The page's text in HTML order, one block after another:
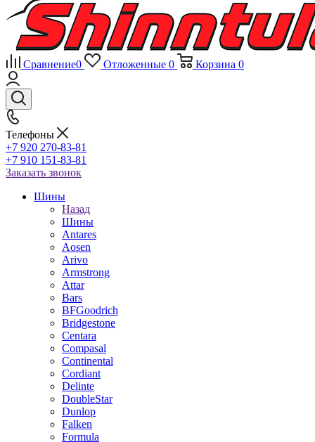
Сравнение0 Отложенные 0 Корзина 0
Телефоны
+7 920 270-83-81
+7 910 151-83-81
Заказать звонок
Шины
Назад
Шины
Antares
Aosen
Arivo
Armstrong
Attar
Bars
BFGoodrich
Bridgestone
Centara
Compasal
Continental
Cordiant
Delinte
DoubleStar
Dunlop
Falken
Formula